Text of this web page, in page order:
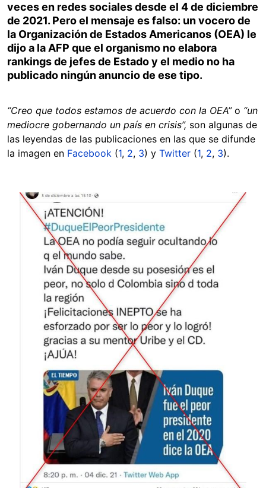
veces en redes sociales desde el 4 de diciembre
de 2021. Pero el mensaje es falso: un vocero de
la Organización de Estados Americanos (OEA) le
dijo a la AFP que el organismo no elabora
rankings de jefes de Estado y el medio no ha
publicado ningún anuncio de ese tipo.
“Creo que todos estamos de acuerdo con la OEA”o “un
mediocre gobernando un país en crisis”, son algunas de
las leyendas de las publicaciones en las que se difunde
la imagen en Facebook (1, 2, 3) y Twitter (1, 2, 3).
Image